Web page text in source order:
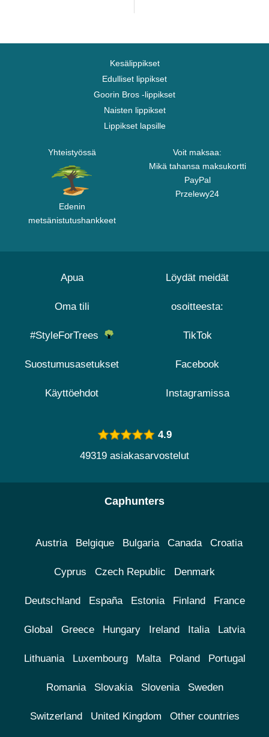
Kesälippikset
Edulliset lippikset
Goorin Bros -lippikset
Naisten lippikset
Lippikset lapsille
Yhteistyössä
Edenin
metsänistutushankkeet
Voit maksaa:
Mikä tahansa maksukortti
PayPal
Przelewy24
Apua
Oma tili
#StyleForTrees
Suostumusasetukset
Käyttöehdot
Löydät meidät
osoitteesta:
TikTok
Facebook
Instagramissa
4.9
49319 asiakasarvostelut
Caphunters
Austria Belgique Bulgaria Canada Croatia
Cyprus Czech Republic Denmark
Deutschland España Estonia Finland France
Global Greece Hungary Ireland Italia Latvia
Lithuania Luxembourg Malta Poland Portugal
Romania Slovakia Slovenia Sweden
Switzerland United Kingdom Other countries